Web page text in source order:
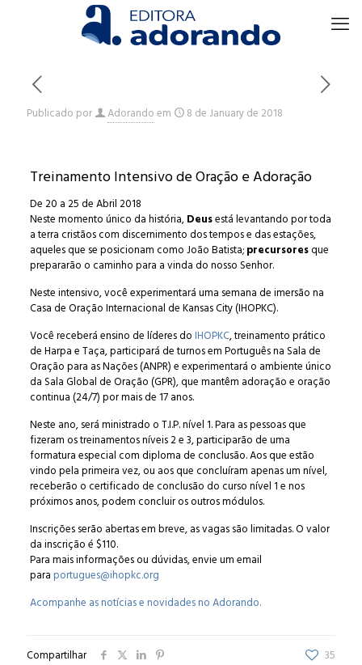
Publicado por Adorandoem 8 de January de 2018
Treinamento Intensivo de Oração e Adoração
De 20 a 25 de Abril 2018
Neste momento único da história,Deusestá levantando por toda
a terra cristãos com discernimento dos tempos e das estações,
aqueles que se posicionam como João Batista;precursoresque
prepararão o caminho para a vinda do nosso Senhor.
Neste intensivo, você experimentará uma semana de imersão na
Casa de Oração Internacional de Kansas City (IHOPKC).
Você receberá ensino de líderes do IHOPKC, treinamento prático
de Harpa e Taça, participará de turnos em Português na Sala de
Oração para as Nações (ANPR) e experimentará o ambiente único
da Sala Global de Oração (GPR), que mantêm adoração e oração
continua (24/7) por mais de 17 anos.
Neste ano, será ministrado o T.I.P. nível 1. Para as pessoas que
fizeram os treinamentos níveis 2 e 3, participarão de uma
formatura especial com diploma de conclusão. Aos que estão
vindo pela primeira vez, ou aos que concluíram apenas um nível,
receberão o certificado de conclusão do curso nível 1 e nos
próximos anos, podem concluir os outros módulos.
Inscrições serão abertas em breve, as vagas são limitadas. O valor
da inscrição é $110.
Para mais informações ou dúvidas, envie um email
para portugues@ihopkc.org
Acompanhe as notícias e novidades no Adorando.
Compartilhar 35